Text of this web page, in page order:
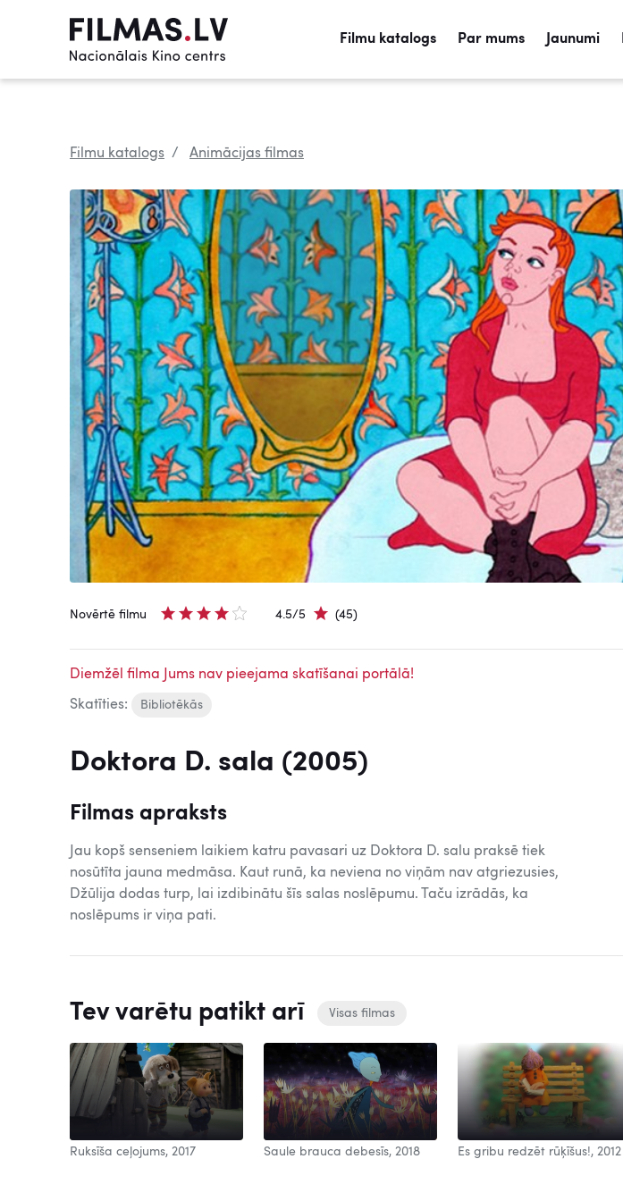
Filmu katalogs Par mums Jaunumi
Filmu katalogs Animācijas filmas
Novērtē filmu 4.5/5 (45)
Diemžēl filma Jums nav pieejama skatīšanai portālā!
Skatīties: Bibliotēkās
Doktora D. sala (2005)
Filmas apraksts
Jau kopš senseniem laikiem katru pavasari uz Doktora D. salu praksē tiek
nosūtīta jauna medmāsa. Kaut runā, ka neviena no viņām nav atgriezusies,
Džūlija dodas turp, lai izdibinātu šīs salas noslēpumu. Taču izrādās, ka
noslēpums ir viņa pati.
Tev varētu patikt arī Visas filmas
Ruksīša ceļojums, 2017 Saule brauca debesīs, 2018 Es gribu redzēt rūķīšus!, 2012